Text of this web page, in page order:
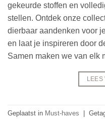
gekeurde stoffen en
stellen. Ontdek onze
dierbaar aandenken voor
en laat je inspireren door
Samen maken we van elk
LEES
Geplaatst in Must-haves